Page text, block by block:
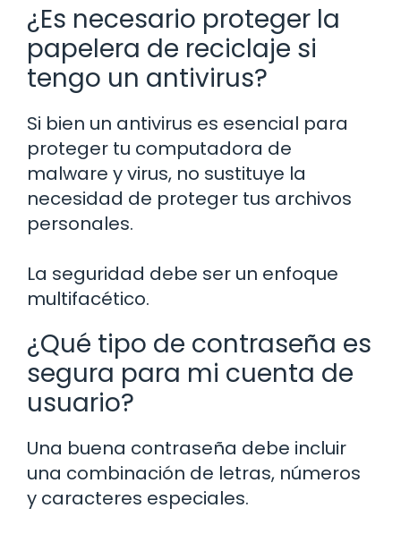
¿Es necesario proteger la
papelera de reciclaje si
tengo un antivirus?
Si bien un antivirus es esencial para
proteger tu computadora de
malware y virus, no sustituye la
necesidad de proteger tus archivos
personales.
La seguridad debe ser un enfoque
multifacético.
¿Qué tipo de contraseña es
segura para mi cuenta de
usuario?
Una buena contraseña debe incluir
una combinación de letras, números
y caracteres especiales.